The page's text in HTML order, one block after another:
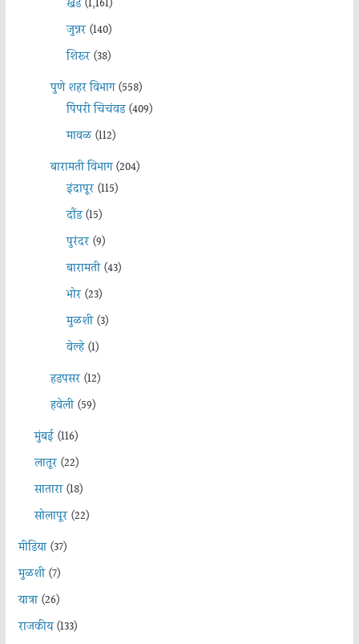
खेड(1,161)
जुन्नर(140)
शिरूर(38)
पुणे शहर विभाग(558)
पिंपरी चिचंवड(409)
मावळ(112)
बारामती विभाग(204)
इंदापूर(115)
दौंड(15)
पुरंदर(9)
बारामती(43)
भोर(23)
मुळशी(3)
वेल्हे(1)
हडपसर(12)
हवेली(59)
मुंबई(116)
लातूर(22)
सातारा(18)
सोलापूर(22)
मीडिया(37)
मुळशी(7)
यात्रा(26)
राजकीय(133)